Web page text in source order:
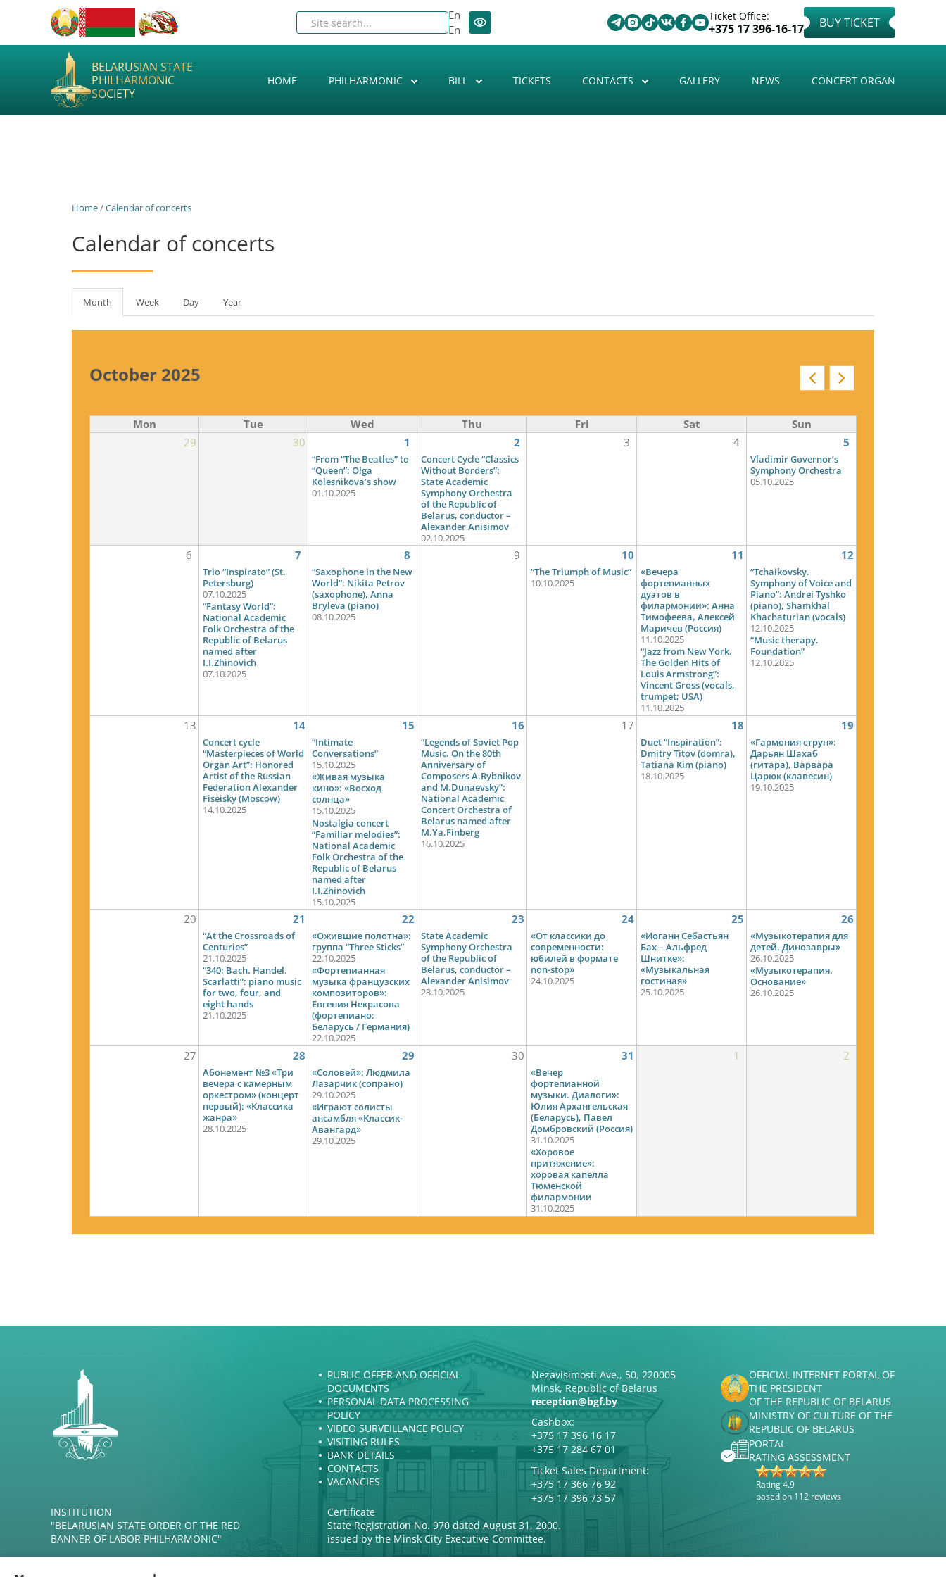
Ticket Office:
+375 17 396-16-17 BUY TICKET
En
En
BELARUSIAN STATE
PHILHARMONIC
SOCIETY
HOME PHILHARMONIC BILL TICKETS CONTACTS GALLERY NEWS CONCERT ORGAN
Home/Calendar of concerts
Calendar of concerts
Primary
tabs
Month (active
tab)
Week Day Year
October 2025
Mon Tue Wed Thu Fri Sat
Sun
29
30 1 2 3 4 5
“From “The Beatles” to
“Queen”: Olga
Kolesnikova’s show
01.10.2025
Concert Cycle “Classics
Without Borders”:
State Academic
Symphony Orchestra
of the Republic of
Belarus, conductor –
Alexander Anisimov
02.10.2025
Vladimir Governor’s
Symphony Orchestra
05.10.2025
6 7 8 9 10 11 12
Trio “Inspirato” (St.
Petersburg)
07.10.2025
“Fantasy World”:
National Academic
Folk Orchestra of the
Republic of Belarus
named after
I.I.Zhinovich
07.10.2025
“Saxophone in the New
World”: Nikita Petrov
(saxophone), Anna
Bryleva (piano)
08.10.2025
“The Triumph of Music”
10.10.2025
«Вечера
фортепианных
дуэтов в
филармонии»: Анна
Тимофеева, Алексей
Маричев (Россия)
11.10.2025
“Jazz from New York.
The Golden Hits of
Louis Armstrong”:
Vincent Gross (vocals,
trumpet; USA)
11.10.2025
“Tchaikovsky.
Symphony of Voice and
Piano”: Andrei Tyshko
(piano), Shamkhal
Khachaturian (vocals)
12.10.2025
“Music therapy.
Foundation”
12.10.2025
13 14 15 16 17 18 19
Concert cycle
“Masterpieces of World
Organ Art”: Honored
Artist of the Russian
Federation Alexander
Fiseisky (Moscow)
14.10.2025
“Intimate
Conversations”
15.10.2025
«Живая музыка
кино»: «Восход
солнца»
15.10.2025
Nostalgia concert
“Familiar melodies”:
National Academic
Folk Orchestra of the
Republic of Belarus
named after
I.I.Zhinovich
15.10.2025
“Legends of Soviet Pop
Music. On the 80th
Anniversary of
Composers A.Rybnikov
and M.Dunaevsky”:
National Academic
Concert Orchestra of
Belarus named after
M.Ya.Finberg
16.10.2025
Duet “Inspiration”:
Dmitry Titov (domra),
Tatiana Kim (piano)
18.10.2025
«Гармония струн»:
Дарьян Шахаб
(гитара), Варвара
Царюк (клавесин)
19.10.2025
20 21 22 23 24 25 26
“At the Crossroads of
Centuries”
21.10.2025
“340: Bach. Handel.
Scarlatti”: piano music
for two, four, and
eight hands
21.10.2025
«Ожившие полотна»:
группа “Three Sticks”
22.10.2025
«Фортепианная
музыка французских
композиторов»:
Евгения Некрасова
(фортепиано;
Беларусь / Германия)
22.10.2025
State Academic
Symphony Orchestra
of the Republic of
Belarus, conductor –
Alexander Anisimov
23.10.2025
«От классики до
современности:
юбилей в формате
non-stop»
24.10.2025
«Иоганн Себастьян
Бах – Альфред
Шнитке»:
«Музыкальная
гостиная»
25.10.2025
«Музыкотерапия для
детей. Динозавры»
26.10.2025
«Музыкотерапия.
Основание»
26.10.2025
27 28 29 30 31 1 2
Абонемент №3 «Три
вечера с камерным
оркестром» (концерт
первый): «Классика
жанра»
28.10.2025
«Соловей»: Людмила
Лазарчик (сопрано)
29.10.2025
«Играют солисты
ансамбля «Классик-
Авангард»
29.10.2025
«Вечер
фортепианной
музыки. Диалоги»:
Юлия Архангельская
(Беларусь), Павел
Домбровский (Россия)
31.10.2025
«Хоровое
притяжение»:
хоровая капелла
Тюменской
филармонии
31.10.2025
INSTITUTION
"BELARUSIAN STATE ORDER OF THE RED
BANNER OF LABOR PHILHARMONIC"
PUBLIC OFFER AND OFFICIAL
DOCUMENTS
PERSONAL DATA PROCESSING
POLICY
VIDEO SURVEILLANCE POLICY
VISITING RULES
BANK DETAILS
CONTACTS
VACANCIES
Nezavisimosti Ave., 50, 220005
Minsk, Republic of Belarus
reception@bgf.by
Cashbox:
+375 17 396 16 17
+375 17 284 67 01
Ticket Sales Department:
+375 17 366 76 92
+375 17 396 73 57
Certificate
State Registration No. 970 dated August 31, 2000.
issued by the Minsk City Executive Committee.
OFFICIAL INTERNET PORTAL OF
THE PRESIDENT
OF THE REPUBLIC OF BELARUS
MINISTRY OF CULTURE OF THE
REPUBLIC OF BELARUS
PORTAL
RATING ASSESSMENT
Rating 4.9
based on 112 reviews